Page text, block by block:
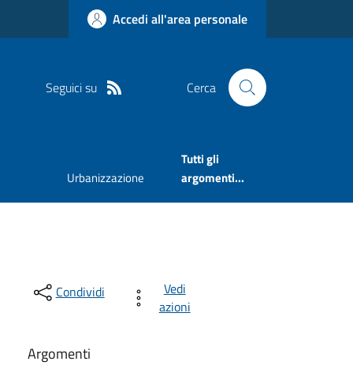
Accedi all'area personale
Seguici su Cerca
Urbanizzazione
Tutti gli
argomenti...
Condividi
Vedi
azioni
Argomenti